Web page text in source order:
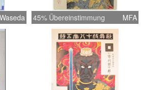
Waseda 45% Übereinstimmung MFA